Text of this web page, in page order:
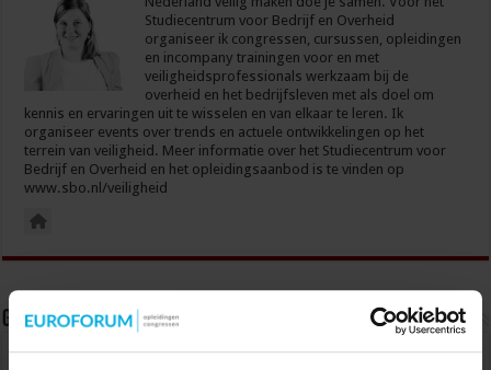
Studiecentrum voor Bedrijf en Overheid
organiseer ik congressen, cursussen, opleidingen
en incompany trainingen voor en met
veiligheidsprofessionals werkzaam bij de
overheid en het bedrijfsleven met als doel om
kennis en ervaringen uit te wisselen en van elkaar te leren. Ik
organiseer events over trends en actuele ontwikkelingen op het
terrein van veiligheid. Meer informatie over het Studiecentrum voor
Bedrijf en Overheid en het opleidingsaanbod is te vinden op
www.sbo.nl/veiligheid
Gerelateerde Artikelen